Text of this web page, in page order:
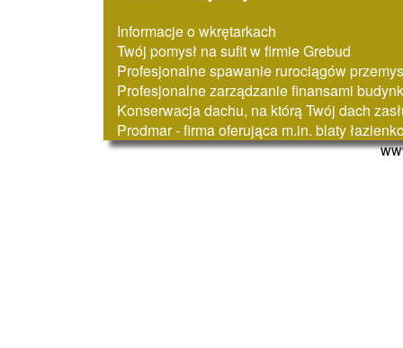
Informacje o wkrętarkach
Twój pomysł na sufit w firmie Grebud
Profesjonalne spawanie rurociągów
Profesjonalne zarządzanie finansami
Konserwacja dachu, na którą Twój dach
Prodmar - firma oferująca m.in. blaty